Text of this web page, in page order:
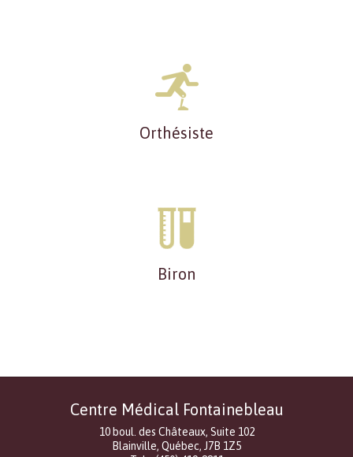
Orthésiste
Biron
Centre Médical Fontainebleau
10 boul. des Châteaux, Suite 102
Blainville, Québec, J7B 1Z5